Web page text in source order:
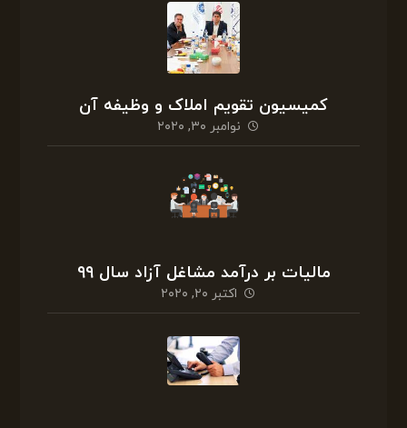
کمیسیون تقویم املاک و وظیفه آن
نوامبر ۳۰, ۲۰۲۰
مالیات بر درآمد مشاغل آزاد سال ۹۹
اکتبر ۲۰, ۲۰۲۰